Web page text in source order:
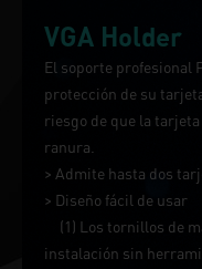
VGA Holder
El soporte profesional
protección de su
riesgo de que la tarjeta
ranura.
> Admite hasta dos
> Diseño fácil de usar
(1) Los tornillos de
instalación sin